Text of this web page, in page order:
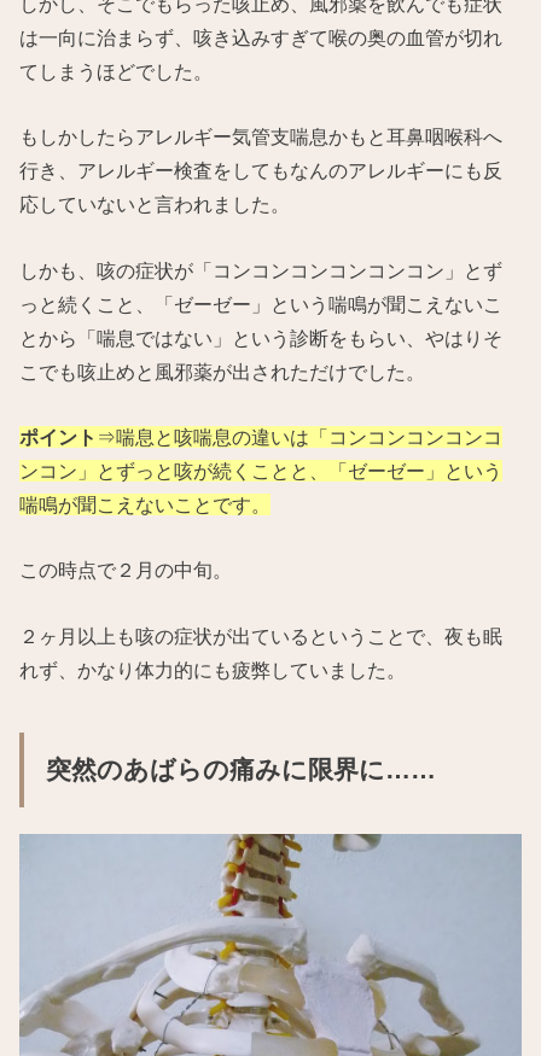
は一向に治まらず、咳き込みすぎて喉の奥の血管が切れ
てしまうほどでした。
もしかしたらアレルギー気管支喘息かもと耳鼻咽喉科へ
行き、アレルギー検査をしてもなんのアレルギーにも反
応していないと言われました。
しかも、咳の症状が「コンコンコンコンコンコン」とず
っと続くこと、「ゼーゼー」という喘鳴が聞こえないこ
とから「喘息ではない」という診断をもらい、やはりそ
こでも咳止めと風邪薬が出されただけでした。
ポイント ⇒喘息と咳喘息の違いは「コンコンコンコンコ
ンコン」とずっと咳が続くことと、「ゼーゼー」という
喘鳴が聞こえないことです。
この時点で２月の中旬。
２ヶ月以上も咳の症状が出ているということで、夜も眠
れず、かなり体力的にも疲弊していました。
突然のあばらの痛みに限界に……